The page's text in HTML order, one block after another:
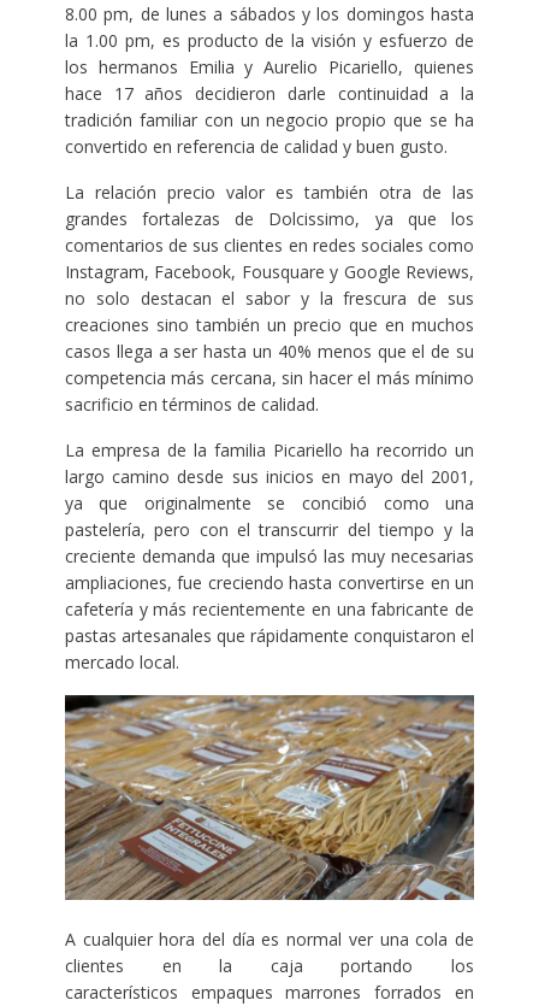
8.00 pm, de lunes a sábados y los domingos hasta
la 1.00 pm, es producto de la visión y esfuerzo de
los hermanos Emilia y Aurelio Picariello, quienes
hace 17 años decidieron darle continuidad a la
tradición familiar con un negocio propio que se ha
convertido en referencia de calidad y buen gusto.
La relación precio valor es también otra de las
grandes fortalezas de Dolcissimo, ya que los
comentarios de sus clientes en redes sociales como
Instagram, Facebook, Fousquare y Google Reviews,
no solo destacan el sabor y la frescura de sus
creaciones sino también un precio que en muchos
casos llega a ser hasta un 40% menos que el de su
competencia más cercana, sin hacer el más mínimo
sacrificio en términos de calidad.
La empresa de la familia Picariello ha recorrido un
largo camino desde sus inicios en mayo del 2001,
ya que originalmente se concibió como una
pastelería, pero con el transcurrir del tiempo y la
creciente demanda que impulsó las muy necesarias
ampliaciones, fue creciendo hasta convertirse en un
cafetería y más recientemente en una fabricante de
pastas artesanales que rápidamente conquistaron el
mercado local.
A cualquier hora del día es normal ver una cola de
clientes en la caja portando los
característicos empaques marrones forrados en